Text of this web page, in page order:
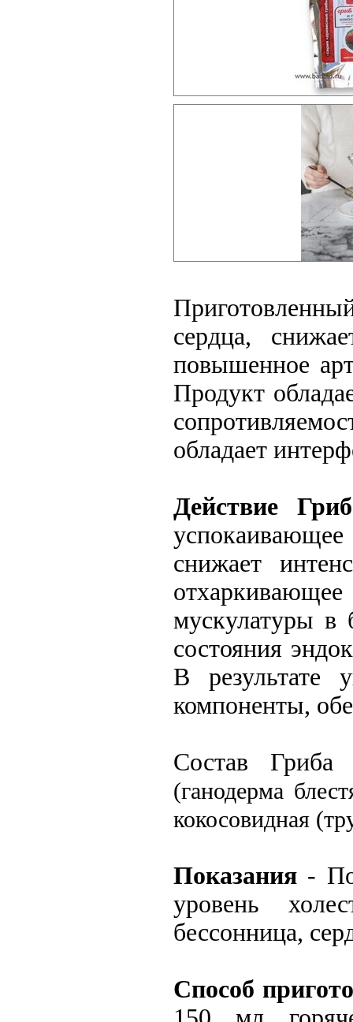
сердца,
повышенное
Продукт
обладает
Действие
снижает
мускулатуры в
состояния
В результате
компоненты,
Состав
(ганодерма
кокосовидная
Показания -
уровень
бессонница,
Способ